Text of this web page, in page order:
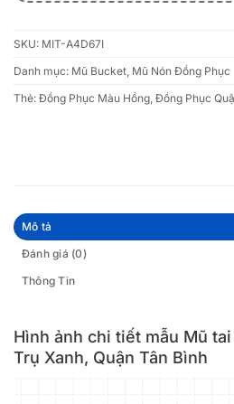
SKU: MIT-A4D67I
Danh mục: Mũ Bucket Mũ Nón Đồng Phục
Thẻ: Đồng Phục Màu Hồng Đồng Phục
Mô tả
Đánh giá (0)
Thông Tin
Hình ảnh chi tiết mẫu Mũ
Trụ Xanh, Quận Tân Bình